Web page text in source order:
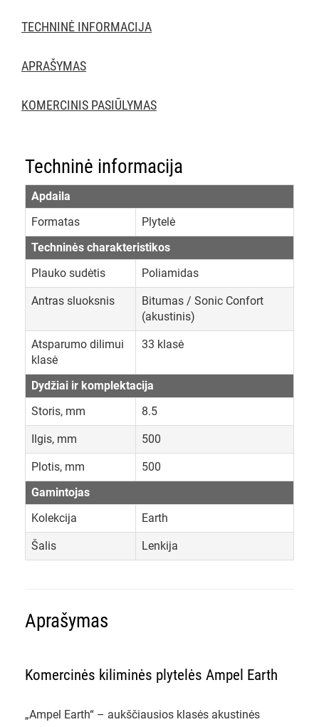
TECHNINĖ INFORMACIJA
APRAŠYMAS
KOMERCINIS PASIŪLYMAS
Techninė informacija
Apdaila
Formatas
Plytelė
Techninės charakteristikos
Plauko sudėtis
Poliamidas
Antras sluoksnis
Bitumas / Sonic Confort
(akustinis)
Atsparumo dilimui
klasė
33 klasė
Dydžiai ir komplektacija
Storis, mm
8.5
Ilgis, mm 500
Plotis, mm
500
Gamintojas
Kolekcija
Earth
Šalis Lenkija
Aprašymas
Komercinės kiliminės plytelės Ampel Earth
„Ampel Earth“ – aukščiausios klasės akustinės